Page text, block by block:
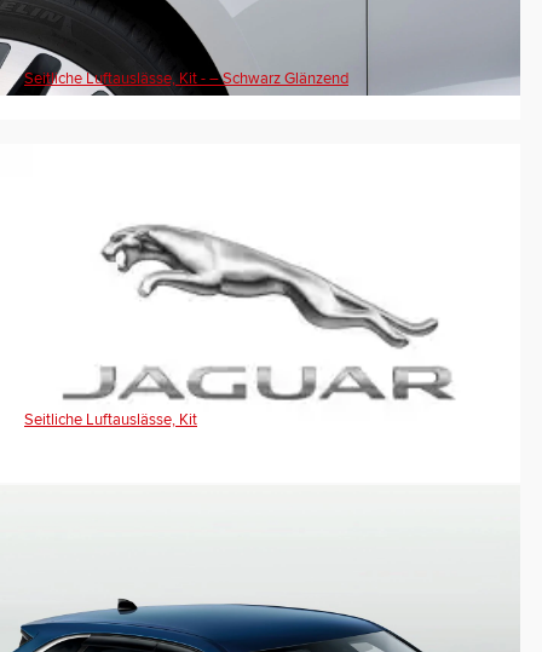
Seitliche Luftauslässe, Kit - – Schwarz Glänzend
Seitliche Luftauslässe, Kit